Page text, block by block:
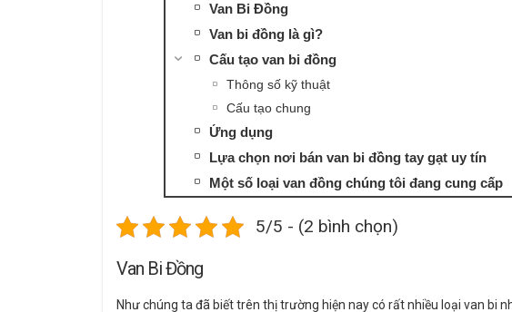
Van Bi Đồng
Van bi đồng là gì?
Cấu tạo van bi đồng
Thông số kỹ thuật
Cấu tạo chung
Ứng dụng
Lựa chọn nơi bán van bi đồng tay gạt uy tín
Một số loại van đồng chúng tôi đang cung cấp
5/5 - (2 bình chọn)
Van Bi Đồng
Như chúng ta đã biết trên thị trường hiện nay có rất nhiều loại van bi